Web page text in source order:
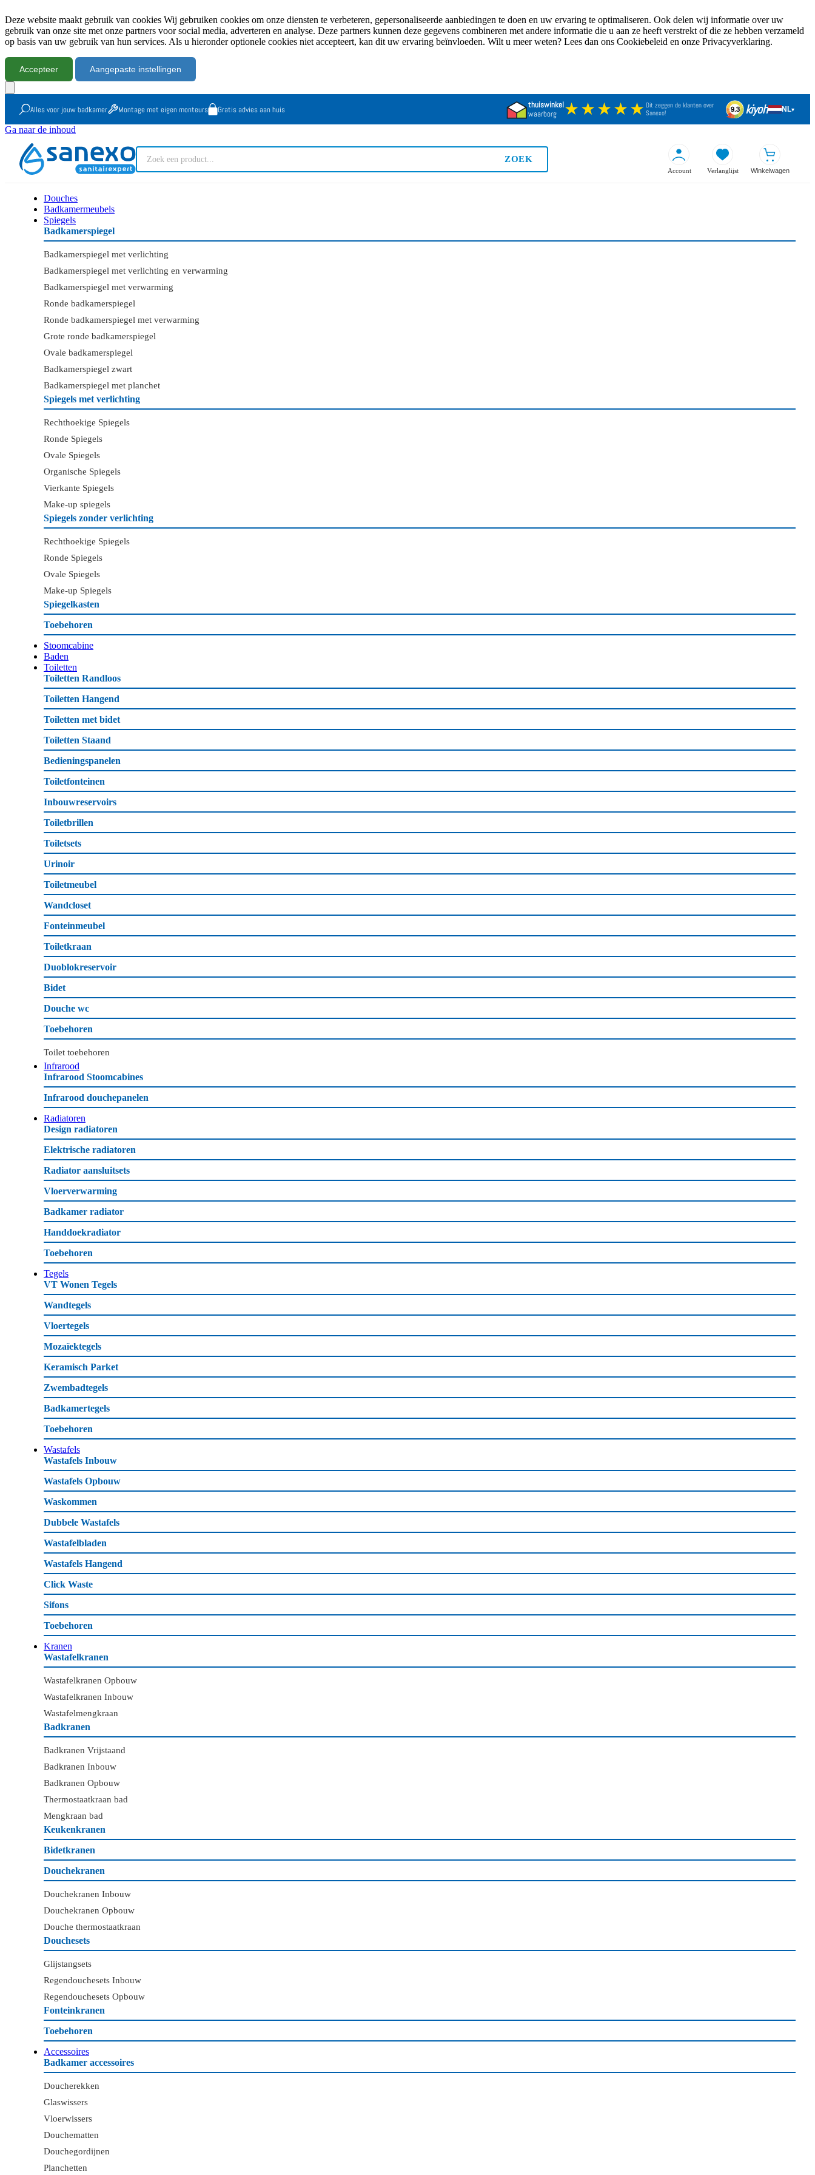
Deze website maakt gebruik van cookies Wij gebruiken cookies om onze diensten te verbeteren, gepersonaliseerde aanbiedingen te doen en uw ervaring te optimaliseren. Ook delen wij informatie over uw
gebruik van onze site met onze partners voor social media, adverteren en analyse. Deze partners kunnen deze gegevens combineren met andere informatie die u aan ze heeft verstrekt of die ze hebben verzameld
op basis van uw gebruik van hun services. Als u hieronder optionele cookies niet accepteert, kan dit uw ervaring beïnvloeden. Wilt u meer weten? Lees dan ons Cookiebeleid en onze Privacyverklaring.
Accepteer Aangepaste instellingen
Alles voor jouw badkamer Montage met eigen monteurs Gratis advies aan huis
thuiswinkel
waarborg
★★★★★ Dit zeggen de klanten over
Sanexo!
9.3 kiyoh NL▾
Ga naar de inhoud
ZOEK
Account Verlanglijst Winkelwagen
Douches
Badkamermeubels
Spiegels
Badkamerspiegel
Badkamerspiegel met verlichting
Badkamerspiegel met verlichting en verwarming
Badkamerspiegel met verwarming
Ronde badkamerspiegel
Ronde badkamerspiegel met verwarming
Grote ronde badkamerspiegel
Ovale badkamerspiegel
Badkamerspiegel zwart
Badkamerspiegel met planchet
Spiegels met verlichting
Rechthoekige Spiegels
Ronde Spiegels
Ovale Spiegels
Organische Spiegels
Vierkante Spiegels
Make-up spiegels
Spiegels zonder verlichting
Rechthoekige Spiegels
Ronde Spiegels
Ovale Spiegels
Make-up Spiegels
Spiegelkasten
Toebehoren
Stoomcabine
Baden
Toiletten
Toiletten Randloos
Toiletten Hangend
Toiletten met bidet
Toiletten Staand
Bedieningspanelen
Toiletfonteinen
Inbouwreservoirs
Toiletbrillen
Toiletsets
Urinoir
Toiletmeubel
Wandcloset
Fonteinmeubel
Toiletkraan
Duoblokreservoir
Bidet
Douche wc
Toebehoren
Toilet toebehoren
Infrarood
Infrarood Stoomcabines
Infrarood douchepanelen
Radiatoren
Design radiatoren
Elektrische radiatoren
Radiator aansluitsets
Vloerverwarming
Badkamer radiator
Handdoekradiator
Toebehoren
Tegels
VT Wonen Tegels
Wandtegels
Vloertegels
Mozaïektegels
Keramisch Parket
Zwembadtegels
Badkamertegels
Toebehoren
Wastafels
Wastafels Inbouw
Wastafels Opbouw
Waskommen
Dubbele Wastafels
Wastafelbladen
Wastafels Hangend
Click Waste
Sifons
Toebehoren
Kranen
Wastafelkranen
Wastafelkranen Opbouw
Wastafelkranen Inbouw
Wastafelmengkraan
Badkranen
Badkranen Vrijstaand
Badkranen Inbouw
Badkranen Opbouw
Thermostaatkraan bad
Mengkraan bad
Keukenkranen
Bidetkranen
Douchekranen
Douchekranen Inbouw
Douchekranen Opbouw
Douche thermostaatkraan
Douchesets
Glijstangsets
Regendouchesets Inbouw
Regendouchesets Opbouw
Fonteinkranen
Toebehoren
Accessoires
Badkamer accessoires
Doucherekken
Glaswissers
Vloerwissers
Douchematten
Douchegordijnen
Planchetten